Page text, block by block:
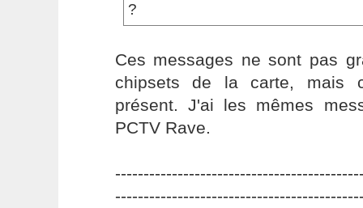
?
Ces messages ne sont pas
chipsets de la carte, mais
présent. J'ai les mêmes
PCTV Rave.